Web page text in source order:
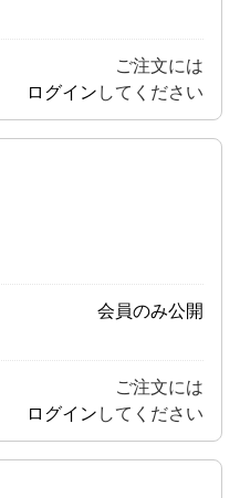
ご注文には
ログイン してください
会員のみ公開
ご注文には
ログイン してください